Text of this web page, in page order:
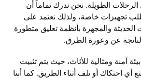
الرحلات الطويلة. نحن ندرك تماماً أن
تجهيزات خاصة، ولذلك نعتمد على
والمجهزة بأنظمة تعليق متطورة
عن وعورة الطرق.
آمنة ومثالية للأثاث، حيث يتم تثبيت
أي احتكاك أو تلف أثناء الطريق. كما أننا